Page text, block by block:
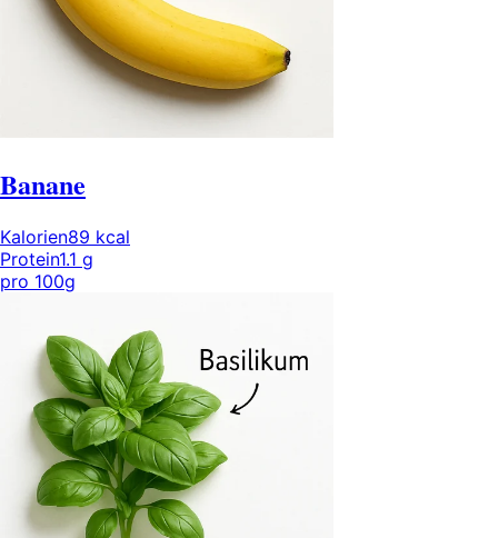
Banane
Kalorien89 kcal
Protein1.1 g
pro 100g